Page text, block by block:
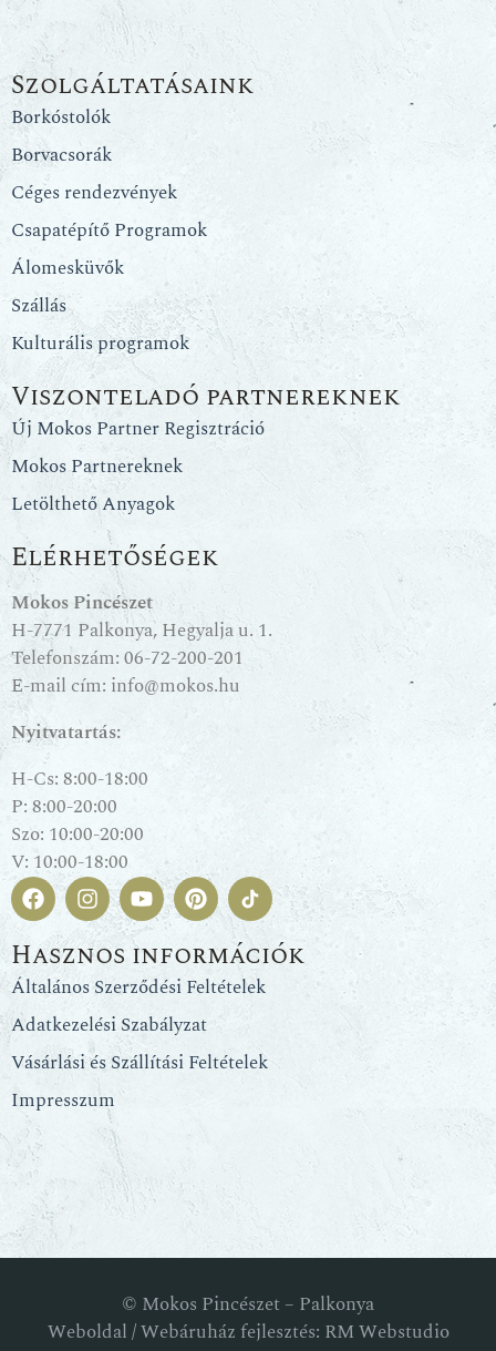
Szolgáltatásaink
Borkóstolók
Borvacsorák
Céges rendezvények
Csapatépítő Programok
Álomesküvők
Szállás
Kulturális programok
Viszonteladó partnereknek
Új Mokos Partner Regisztráció
Mokos Partnereknek
Letölthető Anyagok
Elérhetőségek
Mokos Pincészet
H-7771 Palkonya, Hegyalja u. 1.
Telefonszám:06-72-200-201
E-mail cím: info@mokos.hu
Nyitvatartás:
H-Cs: 8:00-18:00
P: 8:00-20:00
Szo: 10:00-20:00
V: 10:00-18:00
Hasznos információk
Általános Szerződési Feltételek
Adatkezelési Szabályzat
Vásárlási és Szállítási Feltételek
Impresszum
© Mokos Pincészet – Palkonya
Weboldal / Webáruház fejlesztés: RM Webstudio